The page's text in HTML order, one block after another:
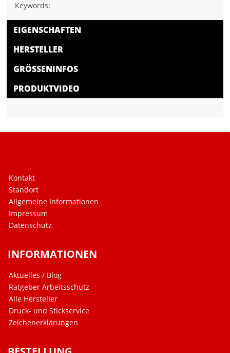
Keywords:
EIGENSCHAFTEN
HERSTELLER
GRÖSSENINFOS
PRODUKTVIDEO
Kontakt
Standort
Allgemeine Informationen
Impressum
Datenschutz
INFORMATIONEN
Aktuelles / Blog
Ratgeber Arbeitsschutz
Alle Hersteller
Druck- und Stickservice
Zeichenerklärungen